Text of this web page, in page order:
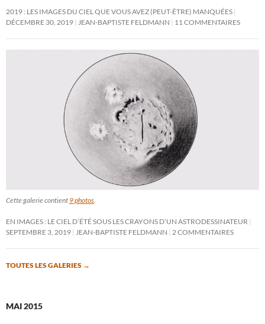
2019 : LES IMAGES DU CIEL QUE VOUS AVEZ (PEUT-ÊTRE) MANQUÉES
DÉCEMBRE 30, 2019
JEAN-BAPTISTE FELDMANN 11 COMMENTAIRES
Cette galerie contient 9 photos
EN IMAGES : LE CIEL D’ÉTÉ SOUS LES CRAYONS D’UN ASTRODESSINATEUR
SEPTEMBRE 3, 2019
JEAN-BAPTISTE FELDMANN 2 COMMENTAIRES
TOUTES LES GALERIES →
MAI 2015